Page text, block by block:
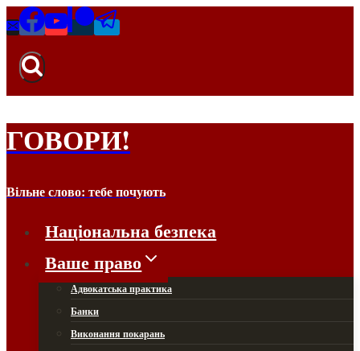
Перейти
до
вмісту
ГОВОРИ!
Вільне слово: тебе почують
Національна безпека
Ваше право
Адвокатська практика
Банки
Виконання покарань